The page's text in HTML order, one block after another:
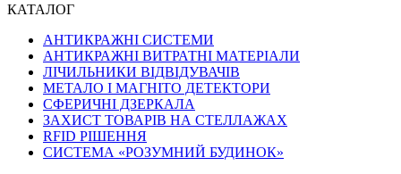
КАТАЛОГ
АНТИКРАЖНІ СИСТЕМИ
АНТИКРАЖНІ ВИТРАТНІ МАТЕРІАЛИ
ЛІЧИЛЬНИКИ ВІДВІДУВАЧІВ
МЕТАЛО І МАГНІТО ДЕТЕКТОРИ
СФЕРИЧНІ ДЗЕРКАЛА
ЗАХИСТ ТОВАРІВ НА СТЕЛЛАЖАХ
RFID РІШЕННЯ
СИСТЕМА «РОЗУМНИЙ БУДИНОК»